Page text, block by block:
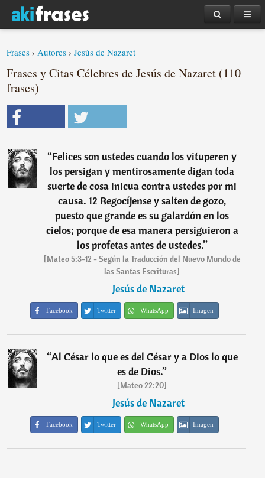
Frases ›Autores ›Jesús de Nazaret
Frases y Citas Célebres de Jesús de Nazaret (110
frases)
“Felices son ustedes cuando los vituperen y
los persigan y mentirosamente digan toda
suerte de cosa inicua contra ustedes por mi
causa. 12 Regocíjense y salten de gozo,
puesto que grande es su galardón en los
cielos; porque de esa manera persiguieron a
los profetas antes de ustedes.”
[Mateo 5:3-12 - Según la Traducción del Nuevo Mundo de
las Santas Escrituras]
―Jesús de Nazaret
Facebook Twitter WhatsApp Imagen
“Al César lo que es del César y a Dios lo que
es de Dios.”
[Mateo 22:20]
―Jesús de Nazaret
Facebook Twitter WhatsApp Imagen